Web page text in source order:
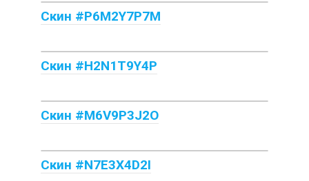
Скин #P6M2Y7P7M
Скин #H2N1T9Y4P
Скин #M6V9P3J2O
Скин #N7E3X4D2I